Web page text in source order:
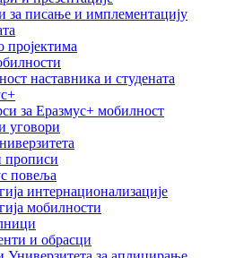
за писање и имплементацију
пројектима
наставника и студената
за Еразмус+ мобилност
уговори
прописи
повеља
интернационализације
мобилности
и обрасци